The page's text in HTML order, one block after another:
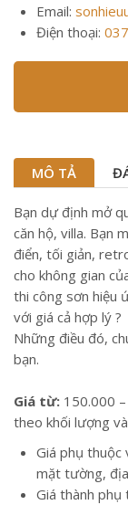
Email:
Điện thoại:
MÔ TẢ
Bạn dự định mở
căn hộ, villa. Bạn
điển, tối giản,
cho không gian
thi công sơn hiệu
với giá cả hợp lý ?
Những điều đó,
bạn.
Giá từ: 150.000
theo khối lượng
Giá phụ thuộc
mặt tường,
Giá thành phụ